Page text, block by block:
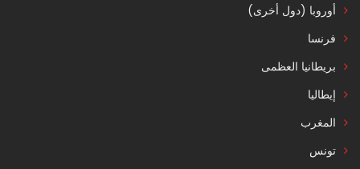
أوروبا (دول أخرى)
فرنسا
بريطانيا العظمى
إيطاليا
المغرب
تونس